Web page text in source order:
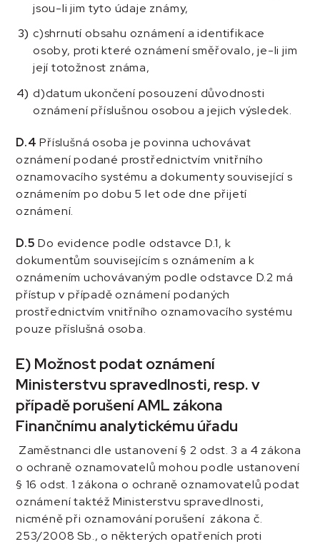
jsou-li jim tyto údaje známy,
c)shrnutí obsahu oznámení a identifikace
osoby, proti které oznámení směřovalo, je-li jim
její totožnost známa,
d)datum ukončení posouzení důvodnosti
oznámení příslušnou osobou a jejich výsledek.
D.4Příslušná osoba je povinna uchovávat
oznámení podané prostřednictvím vnitřního
oznamovacího systému a dokumenty související s
oznámením po dobu 5 let ode dne přijetí
oznámení.
D.5Do evidence podle odstavce D.1, k
dokumentům souvisejícím s oznámením a k
oznámením uchovávaným podle odstavce D.2 má
přístup v případě oznámení podaných
prostřednictvím vnitřního oznamovacího systému
pouze příslušná osoba.
E) Možnost podat oznámení
Ministerstvu spravedlnosti, resp.v
případě porušení AML zákona
Finančnímu analytickému úřadu
Zaměstnanci dle ustanovení § 2 odst. 3 a 4 zákona
o ochraně oznamovatelů mohou podle ustanovení
§ 16 odst. 1 zákona o ochraně oznamovatelů podat
oznámení taktéž Ministerstvu spravedlnosti,
nicméně při oznamování porušení zákona č.
253/2008 Sb., o některých opatřeních proti